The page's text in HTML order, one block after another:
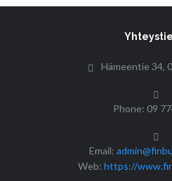
Hämeentie 34,
Phone: 09
Email:
Web: https://